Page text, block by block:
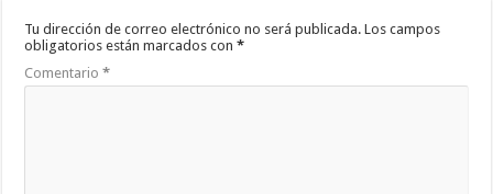
Tu dirección de correo electrónico no será publicada. Los campos
obligatorios están marcados con*
Comentario*